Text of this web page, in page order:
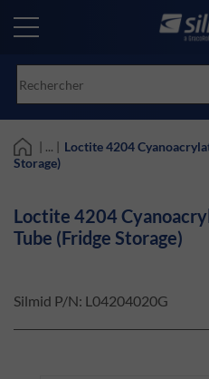
main
| ... | Loctite 4204
Storage)
Loctite 4204
Tube (Fridge Storage)
Silmid P/N: L04204020G